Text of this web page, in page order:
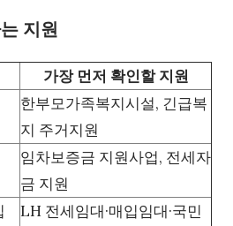
지원
가장 먼저 확인할 지원
한부모가족복지시설, 긴급복
지 주거지원
임차보증금 지원사업, 전세자
금 지원
LH 전세임대·매입임대·국민